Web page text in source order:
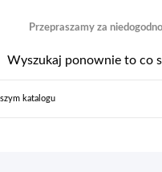
Przepraszamy za
Wyszukaj ponownie to co